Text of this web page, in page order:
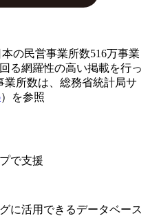
の民営事業所数516万事業
る網羅性の高い掲載を行っ
所数は、総務省統計局サ
）を参照
で支援
に活用できるデータベース